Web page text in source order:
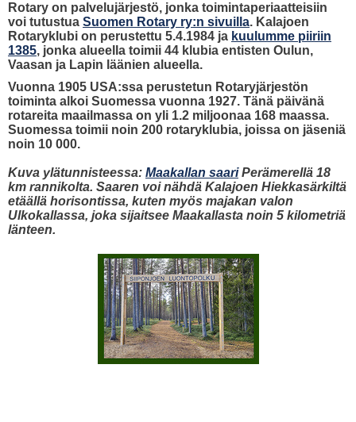
Rotary on palvelujärjestö, jonka toimintaperiaatteisiin
voi tutustua Suomen Rotary ry:n sivuilla. Kalajoen
Rotaryklubi on perustettu 5.4.1984 ja kuulumme piiriin
1385, jonka alueella toimii 44 klubia entisten Oulun,
Vaasan ja Lapin läänien alueella.
Vuonna 1905 USA:ssa perustetun Rotaryjärjestön
toiminta alkoi Suomessa vuonna 1927. Tänä päivänä
rotareita maailmassa on yli 1.2 miljoonaa 168 maassa.
Suomessa toimii noin 200 rotaryklubia, joissa on jäseniä
noin 10 000.
Kuva ylätunnisteessa: Maakallan saariPerämerellä 18
km rannikolta. Saaren voi nähdä Kalajoen Hiekkasärkiltä
etäällä horisontissa, kuten myös majakan valon
Ulkokallassa, joka sijaitsee Maakallasta noin 5 kilometriä
länteen.